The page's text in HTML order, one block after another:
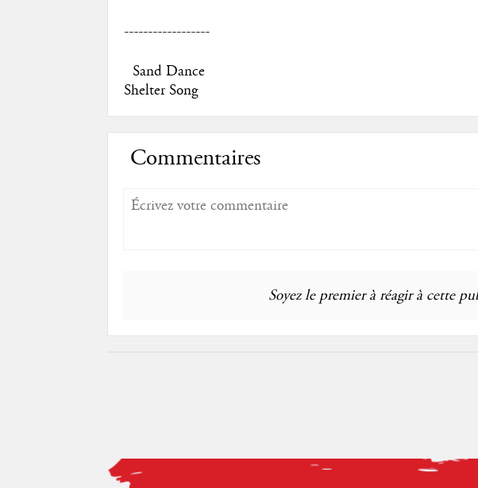
------------------
Sand Dance
Shelter Song
Commentaires
Soyez le premier à réagir à cette